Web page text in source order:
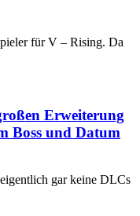
für V – Rising. Da
Erweiterung
Boss und Datum
gar keine DLCs